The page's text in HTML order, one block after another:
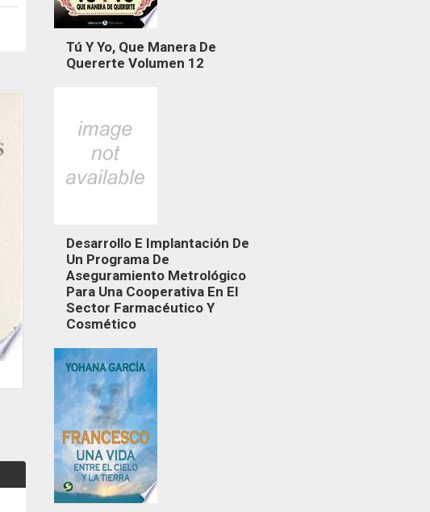
Tú Y Yo, Que Manera De
Quererte Volumen 12
Desarrollo E Implantación De
Un Programa De
Aseguramiento Metrológico
Para Una Cooperativa En El
Sector Farmacéutico Y
Cosmético